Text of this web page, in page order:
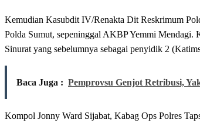
Kemudian Kasubdit IV/Renakta Dit Reskrimum
Polda Sumut, sepeninggal AKBP Yemmi
Sinurat yang sebelumnya sebagai penyidik 2
Baca Juga : Pemprovsu Genjot Retribusi,
Kompol Jonny Ward Sijabat, Kabag Ops Polres